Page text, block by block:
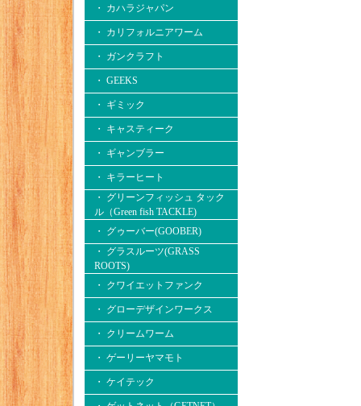
・ カハラジャパン
・ カリフォルニアワーム
・ ガンクラフト
・ GEEKS
・ ギミック
・ キャスティーク
・ ギャンブラー
・ キラーヒート
・ グリーンフィッシュ タック
ル（Green fish TACKLE)
・ グゥーバー(GOOBER)
・ グラスルーツ(GRASS
ROOTS)
・ クワイエットファンク
・ グローデザインワークス
・ クリームワーム
・ ゲーリーヤマモト
・ ケイテック